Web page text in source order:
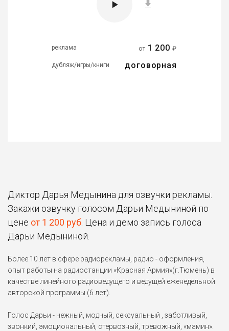
реклама от 1 200 ₽
дубляж/игры/книги договорная
Диктор Дарья Медынина для озвучки рекламы.
Закажи озвучку голосом Дарьи Медыниной по
цене от 1 200 руб . Цена и демо запись голоса
Дарьи Медыниной.
Более 10 лет в сфере радиорекламы, радио - оформления,
опыт работы на радиостанции «Красная Армия»(г.Тюмень) в
качестве линейного радиоведущего и ведущей еженедельной
авторской программы (6 лет).
Голос Дарьи - нежный, модный, сексуальный , заботливый,
звонкий, эмоциональный, стервозный, тревожный, «мамин».